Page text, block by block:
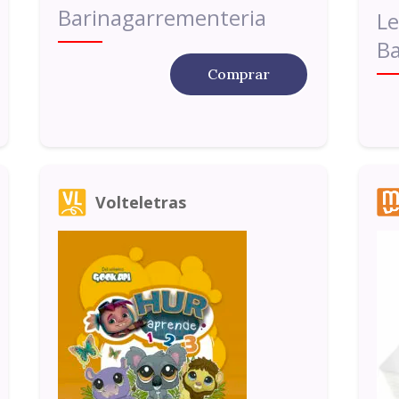
Barinagarrementeria
Comprar
Volteletras